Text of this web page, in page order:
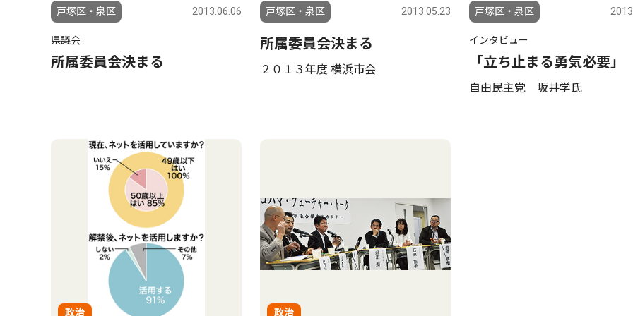
戸塚区・泉区 2013.06.06
県議会
所属委員会決まる
戸塚区・泉区 2013.05.23
所属委員会決まる
２０１３年度 横浜市会
戸塚区・泉区
インタビュー
「立ち止まる勇気必要」
自由民主党 坂井学氏
政治 政治